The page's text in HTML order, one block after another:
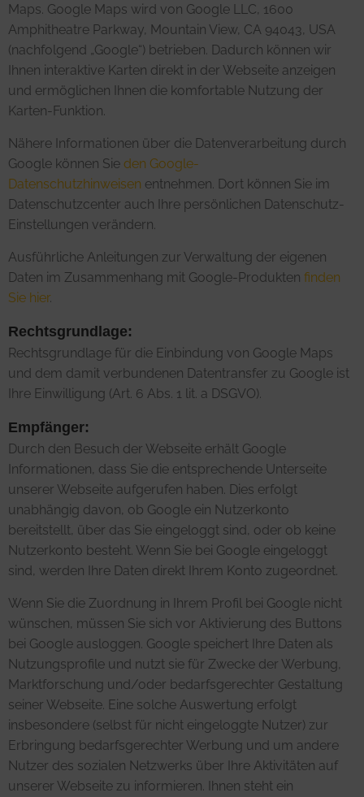
Maps. Google Maps wird von Google LLC, 1600
Amphitheatre Parkway, Mountain View, CA 94043, USA
(nachfolgend „Google“) betrieben. Dadurch können wir
Ihnen interaktive Karten direkt in der Webseite anzeigen
und ermöglichen Ihnen die komfortable Nutzung der
Karten-Funktion.
Nähere Informationen über die Datenverarbeitung durch
Google können Sie den Google-
Datenschutzhinweisen entnehmen. Dort können Sie im
Datenschutzcenter auch Ihre persönlichen Datenschutz-
Einstellungen verändern.
Ausführliche Anleitungen zur Verwaltung der eigenen
Daten im Zusammenhang mit Google-Produkten finden
Sie hier.
Rechtsgrundlage:
Rechtsgrundlage für die Einbindung von Google Maps
und dem damit verbundenen Datentransfer zu Google ist
Ihre Einwilligung (Art. 6 Abs. 1 lit. a DSGVO).
Empfänger:
Durch den Besuch der Webseite erhält Google
Informationen, dass Sie die entsprechende Unterseite
unserer Webseite aufgerufen haben. Dies erfolgt
unabhängig davon, ob Google ein Nutzerkonto
bereitstellt, über das Sie eingeloggt sind, oder ob keine
Nutzerkonto besteht. Wenn Sie bei Google eingeloggt
sind, werden Ihre Daten direkt Ihrem Konto zugeordnet.
Wenn Sie die Zuordnung in Ihrem Profil bei Google nicht
wünschen, müssen Sie sich vor Aktivierung des Buttons
bei Google ausloggen. Google speichert Ihre Daten als
Nutzungsprofile und nutzt sie für Zwecke der Werbung,
Marktforschung und/oder bedarfsgerechter Gestaltung
seiner Webseite. Eine solche Auswertung erfolgt
insbesondere (selbst für nicht eingeloggte Nutzer) zur
Erbringung bedarfsgerechter Werbung und um andere
Nutzer des sozialen Netzwerks über Ihre Aktivitäten auf
unserer Webseite zu informieren. Ihnen steht ein